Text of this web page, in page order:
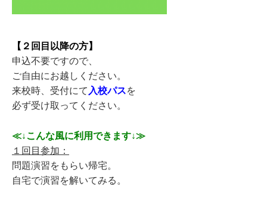
【２回目以降の方】
申込不要ですので、
ご自由にお越しください。
来校時、受付にて入校パスを
必ず受け取ってください。
≪↓こんな風に利用できます↓≫
１回目参加：
問題演習をもらい帰宅。
自宅で演習を解いてみる。